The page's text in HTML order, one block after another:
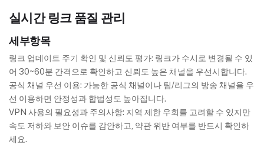
실시간 링크 품질 관리
세부항목
링크 업데이트 주기 확인 및 신뢰도 평가: 링크가 수시로 변경될 수 있
어 30~60분 간격으로 확인하고 신뢰도 높은 채널을 우선시합니다.
공식 채널 우선 이용: 가능한 공식 채널이나 팀/리그의 방송 채널을 우
선 이용하면 안정성과 합법성도 높아집니다.
VPN 사용의 필요성과 주의사항: 지역 제한 우회를 고려할 수 있지만
속도 저하와 보안 이슈를 감안하고, 약관 위반 여부를 반드시 확인하
세요.